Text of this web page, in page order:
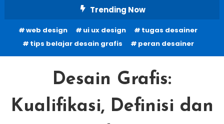
Content
Trending Now
web design ui ux design
tugas desainer
tips belajar desain grafis
peran desainer
Desain Grafis:
Kualifikasi, Definisi dan